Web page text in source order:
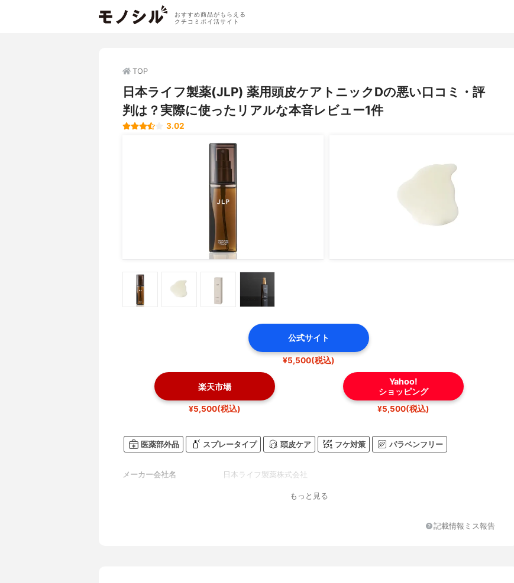
おすすめ商品がもらえる
クチコミポイ活サイト
TOP
日本ライフ製薬(JLP) 薬用頭皮ケアトニックDの悪い口コミ・評
判は？実際に使ったリアルな本音レビュー1件
3.02
公式サイト
¥5,500(税込)
楽天市場
¥5,500(税込)
Yahoo!
ショッピング
¥5,500(税込)
医薬部外品 スプレータイプ 頭皮ケア フケ対策 パラベンフリー
メーカー会社名 日本ライフ製薬株式会社
もっと見る
記載情報ミス報告